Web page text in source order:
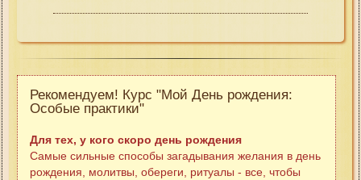
Рекомендуем! Курс "Мой День рождения:
Особые практики"
Для тех, у кого скоро день рождения
Самые сильные способы загадывания желания в день
рождения, молитвы, обереги, ритуалы - все, чтобы